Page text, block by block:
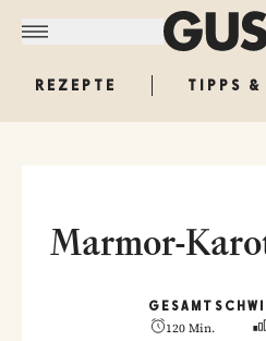
REZEPTE TIPPS &
Marmor-
GESAMT
120 Min.